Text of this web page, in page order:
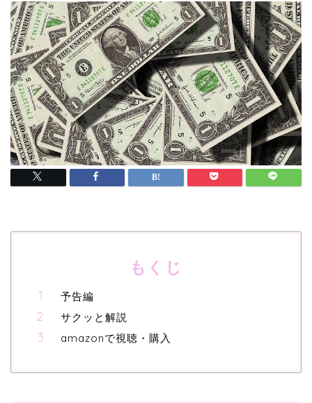
もくじ
予告編
サクッと解説
amazonで視聴・購入